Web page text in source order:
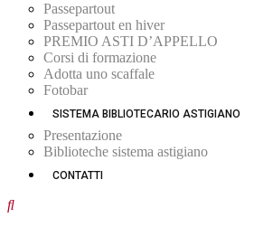
Passepartout
Passepartout en hiver
PREMIO ASTI D’APPELLO
Corsi di formazione
Adotta uno scaffale
Fotobar
SISTEMA BIBLIOTECARIO ASTIGIANO
Presentazione
Biblioteche sistema astigiano
CONTATTI